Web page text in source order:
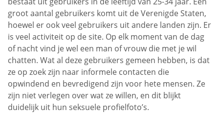
groot aantal gebruikers komt uit de Verenigde Staten,
hoewel er ook veel gebruikers uit andere landen zijn. Er
is veel activiteit op de site. Op elk moment van de dag
of nacht vind je wel een man of vrouw die met je wil
chatten. Wat al deze gebruikers gemeen hebben, is dat
ze op zoek zijn naar informele contacten die
opwindend en bevredigend zijn voor hete mensen. Ze
zijn niet verlegen over wat ze willen, en dit blijkt
duidelijk uit hun seksuele profielfoto’s.